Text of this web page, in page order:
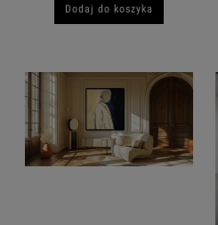
Dodaj do koszyka